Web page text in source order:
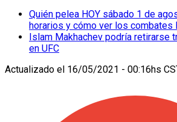
Quién pelea HOY sábado 1 de
horarios y cómo ver los combates
Islam Makhachev podría retirarse
en UFC
Actualizado el 16/05/2021 - 00:16hs